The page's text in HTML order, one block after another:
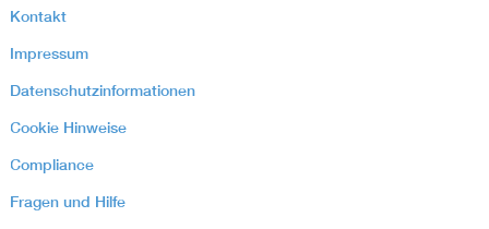
Kontakt
Impressum
Datenschutzinformationen
Cookie Hinweise
Compliance
Fragen und Hilfe